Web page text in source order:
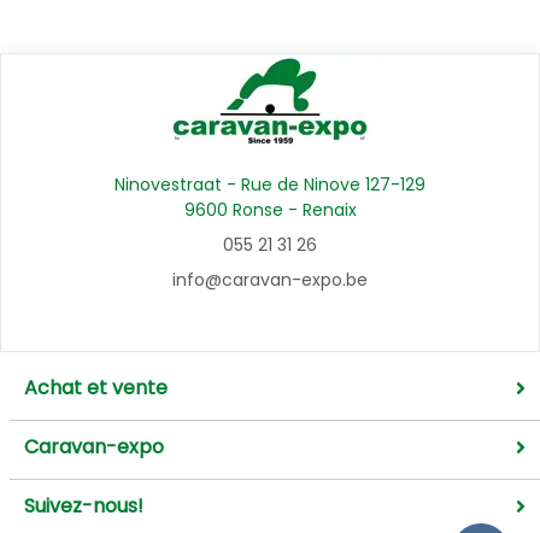
Ninovestraat - Rue de Ninove 127-129
9600 Ronse - Renaix
055 21 31 26
info@caravan-expo.be
Achat et vente
Caravan-expo
Suivez-nous!